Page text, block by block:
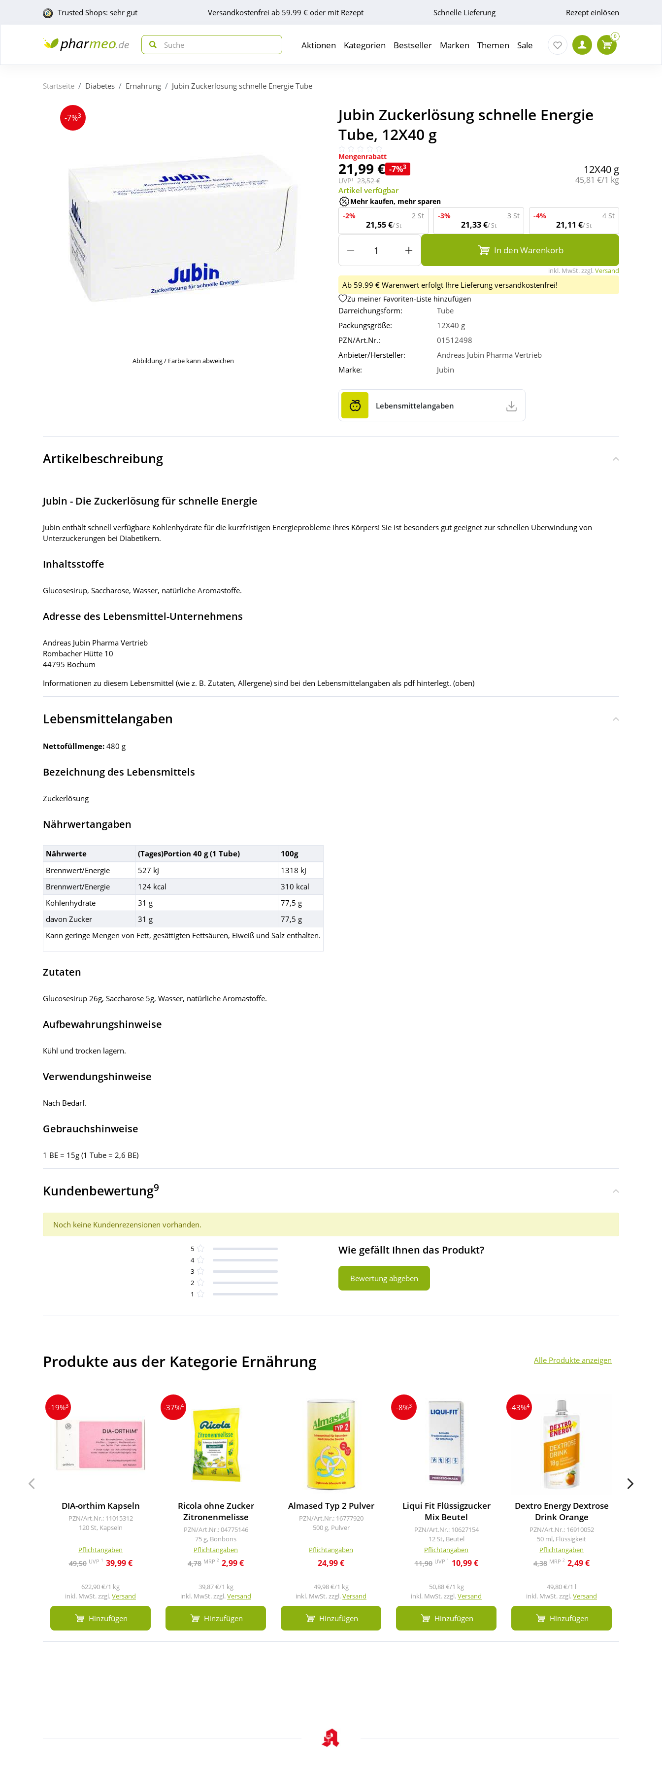
Trusted Shops: sehr gut Versandkostenfrei ab 59.99 € oder mit Rezept Schnelle Lieferung Rezept einlösen
Aktionen Kategorien Bestseller Marken Themen Sale
0
Startseite Diabetes Ernährung Jubin Zuckerlösung schnelle Energie Tube
-7%3
Abbildung / Farbe kann abweichen
Jubin Zuckerlösung schnelle Energie
Tube, 12X40 g
Mengenrabatt
21,99 € -7%3
UVP¹ 23,52 €
12X40 g
Grundpreis:
45,81 €/1 kg
Artikel verfügbar
Mehr kaufen, mehr sparen
-2%
2 St
21,55 €/ St
-3% 3 St
21,33 €/ St
-4% 4 St
21,11 €/ St
In den Warenkorb
inkl. MwSt. zzgl.Versand
Ab 59.99 € Warenwert erfolgt Ihre Lieferung versandkostenfrei!
Zu meiner Favoriten-Liste hinzufügen
Darreichungsform:
Tube
Packungsgröße:
12X40 g
PZN/Art.Nr.:
01512498
Anbieter/Hersteller:
Andreas Jubin Pharma Vertrieb
Marke:
Jubin
Lebensmittelangaben
Artikelbeschreibung
Jubin - Die Zuckerlösung für schnelle Energie
Jubin enthält schnell verfügbare Kohlenhydrate für die kurzfristigen Energieprobleme Ihres Körpers! Sie ist besonders gut geeignet zur schnellen Überwindung von
Unterzuckerungen bei Diabetikern.
Inhaltsstoffe
Glucosesirup, Saccharose, Wasser, natürliche Aromastoffe.
Adresse des Lebensmittel-Unternehmens
Andreas Jubin Pharma Vertrieb
Rombacher Hütte 10
44795 Bochum
Informationen zu diesem Lebensmittel (wie z. B. Zutaten, Allergene) sind bei den Lebensmittelangaben als pdf hinterlegt. (oben)
Lebensmittelangaben
Nettofüllmenge: 480 g
Bezeichnung des Lebensmittels
Zuckerlösung
Nährwertangaben
Nährwerte (Tages)Portion 40 g (1 Tube)
100g
Brennwert/Energie
527 kJ
1318 kJ
Brennwert/Energie
124 kcal
310 kcal
Kohlenhydrate
31 g
77,5 g
davon Zucker
31 g
77,5 g
Kann geringe Mengen von Fett, gesättigten Fettsäuren, Eiweiß und Salz enthalten.
Zutaten
Glucosesirup 26g, Saccharose 5g, Wasser, natürliche Aromastoffe.
Aufbewahrungshinweise
Kühl und trocken lagern.
Verwendungshinweise
Nach Bedarf.
Gebrauchshinweise
1 BE = 15g (1 Tube = 2,6 BE)
Kundenbewertung9
Noch keine Kundenrezensionen vorhanden.
5
4
3
2
1
Wie gefällt Ihnen das Produkt?
Bewertung abgeben
Produkte aus der Kategorie Ernährung Alle Produkte anzeigen
-19%3
DIA-orthim Kapseln
PZN/Art.Nr.: 11015312
120 St, Kapseln
Pflichtangaben
49,50 UVP 1 39,99 €
622,90 €/1 kg
inkl. MwSt. zzgl.Versand
Hinzufügen
-37%4
Ricola ohne Zucker
Zitronenmelisse
PZN/Art.Nr.: 04775146
75 g, Bonbons
Pflichtangaben
4,78 MRP 2 2,99 €
39,87 €/1 kg
inkl. MwSt. zzgl.Versand
Hinzufügen
Almased Typ 2 Pulver
PZN/Art.Nr.: 16777920
500 g, Pulver
Pflichtangaben
24,99 €
49,98 €/1 kg
inkl. MwSt. zzgl.Versand
Hinzufügen
-8%3
Liqui Fit Flüssigzucker
Mix Beutel
PZN/Art.Nr.: 10627154
12 St, Beutel
Pflichtangaben
11,90 UVP 1 10,99 €
50,88 €/1 kg
inkl. MwSt. zzgl.Versand
Hinzufügen
-43%4
Dextro Energy Dextrose
Drink Orange
PZN/Art.Nr.: 16910052
50 ml, Flüssigkeit
Pflichtangaben
4,38 MRP 2 2,49 €
49,80 €/1 l
inkl. MwSt. zzgl.Versand
Hinzufügen